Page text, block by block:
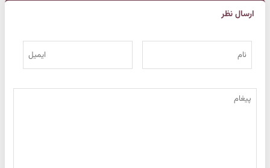
ارسال نظر